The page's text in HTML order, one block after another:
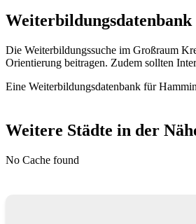
Die Weiterbildungssuche im Großraum
Orientierung beitragen. Zudem sollten
Eine Weiterbildungsdatenbank für
Weitere Städte in der
No Cache found